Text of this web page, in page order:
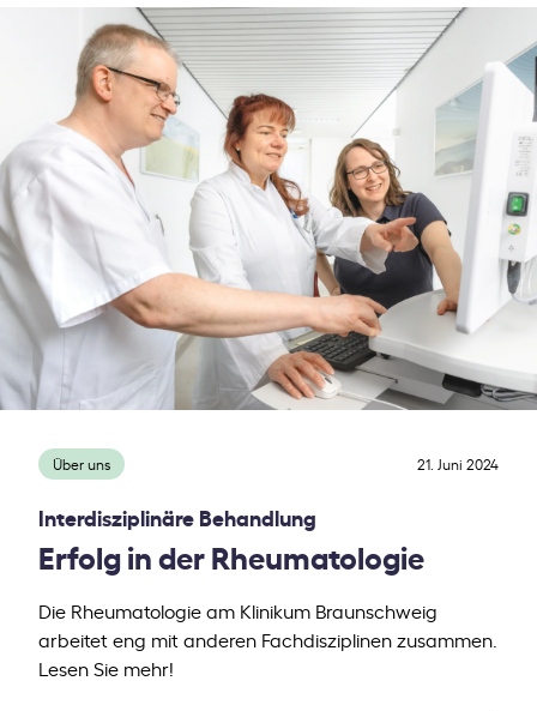
Über uns 21. Juni 2024
Interdisziplinäre Behandlung
Erfolg in der Rheumatologie
Die Rheumatologie am Klinikum Braunschweig
arbeitet eng mit anderen Fachdisziplinen zusammen.
Lesen Sie mehr!